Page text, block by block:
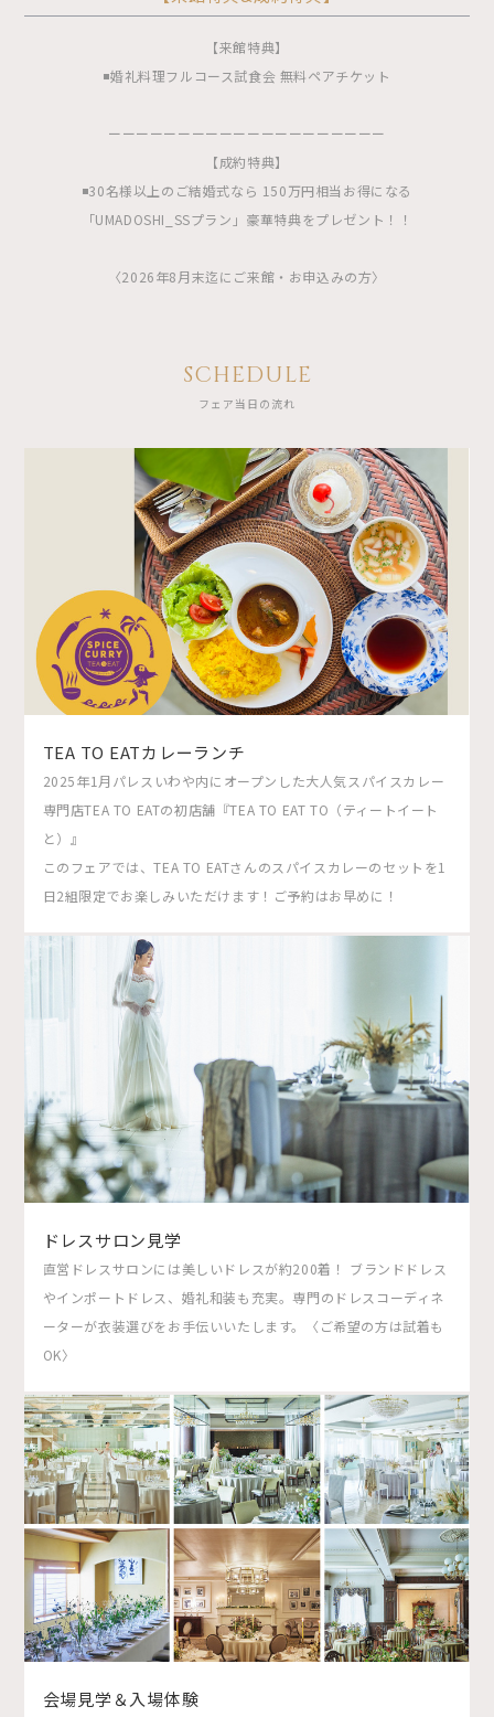
【来館特典】
◾️婚礼料理フルコース試食会 無料ペアチケット
ーーーーーーーーーーーーーーーーーーーー
【成約特典】
◾️30名様以上のご結婚式なら 150万円相当お得になる
「UMADOSHI_SSプラン」豪華特典をプレゼント！！
〈2026年8月末迄にご来館・お申込みの方〉
SCHEDULE
フェア当日の流れ
TEA TO EATカレーランチ
2025年1月パレスいわや内にオープンした大人気スパイスカレー
専門店TEA TO EATの初店舗『TEA TO EAT TO（ティートイート
と）』
このフェアでは、TEA TO EATさんのスパイスカレーのセットを1
日2組限定でお楽しみいただけます！ご予約はお早めに！
ドレスサロン見学
直営ドレスサロンには美しいドレスが約200着！ ブランドドレス
やインポートドレス、婚礼和装も充実。専門のドレスコーディネ
ーターが衣装選びをお手伝いいたします。〈ご希望の方は試着も
OK〉
会場見学＆入場体験